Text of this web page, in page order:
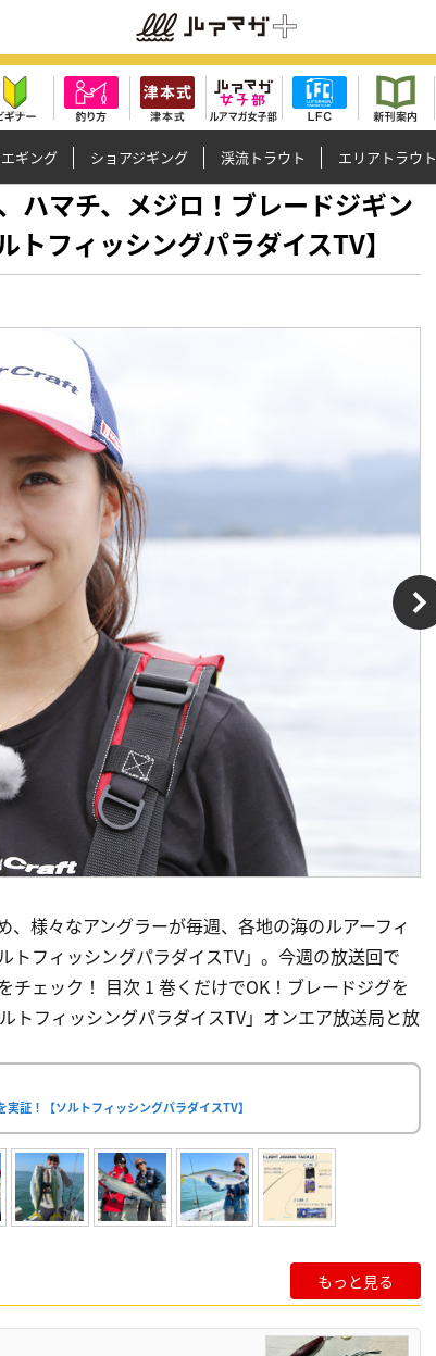
エギング ショアジギング 渓流トラウト エリアトラウト
ハマチ、メジロ！ブレードジギン
フィッシングパラダイスTV】
様々なアングラーが毎週、各地の海のルアーフィ
トフィッシングパラダイスTV」。今週の放送回で
ェック！ 目次 1 巻くだけでOK！ブレードジグを
トフィッシングパラダイスTV」オンエア放送局と放
証！【ソルトフィッシングパラダイスTV】
もっと見る